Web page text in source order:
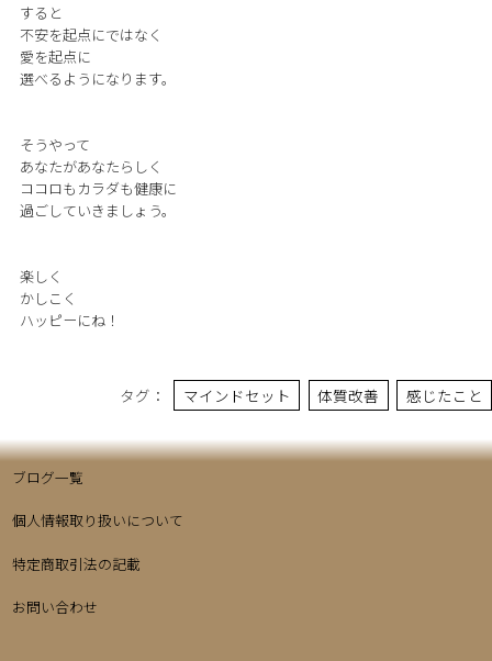
すると
不安を起点にではなく
愛を起点に
選べるようになります。
そうやって
あなたがあなたらしく
ココロもカラダも健康に
過ごしていきましょう。
楽しく
かしこく
ハッピーにね！
タグ： マインドセット 体質改善 感じたこと
ブログ一覧
個人情報取り扱いについて
特定商取引法の記載
お問い合わせ